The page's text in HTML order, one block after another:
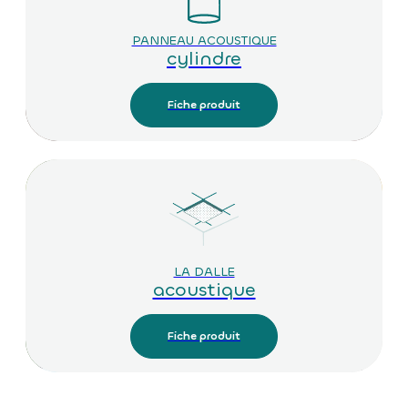
PANNEAU ACOUSTIQUE
cylindre
Fiche produit
LA DALLE
acoustique
Fiche produit